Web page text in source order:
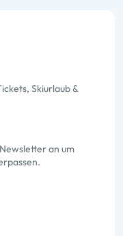
Skiurlaub &
an um